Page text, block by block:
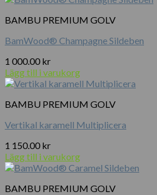
BAMBU PREMIUM GOLV
BamWood® Champagne Sildeben
1 000.00 kr
Lägg till i varukorg
BAMBU PREMIUM GOLV
Vertikal karamell Multiplicera
1 150.00 kr
Lägg till i varukorg
BAMBU PREMIUM GOLV